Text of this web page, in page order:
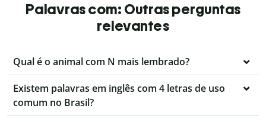
Palavras com: Outras perguntas
relevantes
Qual é o animal com N mais lembrado?
Existem palavras em inglês com 4 letras de uso
comum no Brasil?